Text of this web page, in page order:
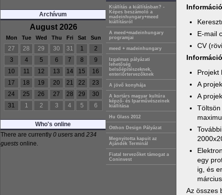
Archívum
August 2026
Mon Tue Wed Thu Fri Sat Sun
27 28 29 30 31 1
2
3
4 5 6 7 8
9
10
11 12 13 14 15
16
17
18 19 20 21 22
23
24
25 26 27 28 29
30
31
1 2 3 4 5 6
Who's online
There are currently 0 users and 234
guests online.
Kiállítás a kiállításban? -
Képes beszámoló a
madeinhungary+meed
kiállításról
A meed+madeinhungary
programjai
meed + madeinhungary
Izgalmas pályázati
lehetőség
belsőépítészeknek,
enteriőrtervezőknek
A jövő konyhája
A kortárs magyar kultúra
képző- és Iparművészeinek
kiállítása
Hu Glass 2012
Otthon Design Pályázat
Megnyitotta kapuit az
Ajándék Terminál
Fiatal tervezőket támogat a
Coninvest
E-mail
CV
Projekt
A
A
egy
ig, és
Az összes